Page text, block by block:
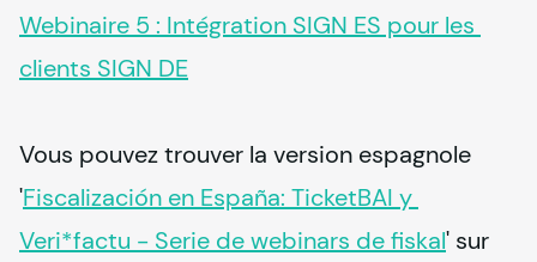
Webinaire 5 : Intégration SIGN ES pour les
clients SIGN DE
Vous pouvez trouver la version espagnole
'Fiscalización en España: TicketBAI y
Veri*factu - Serie de webinars de fiskal' sur